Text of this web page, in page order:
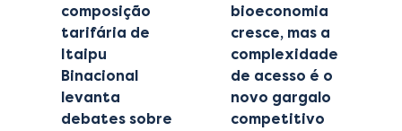
composição
tarifária de
Itaipu
Binacional
levanta
debates sobre
bioeconomia
cresce, mas a
complexidade
de acesso é o
novo gargalo
competitivo